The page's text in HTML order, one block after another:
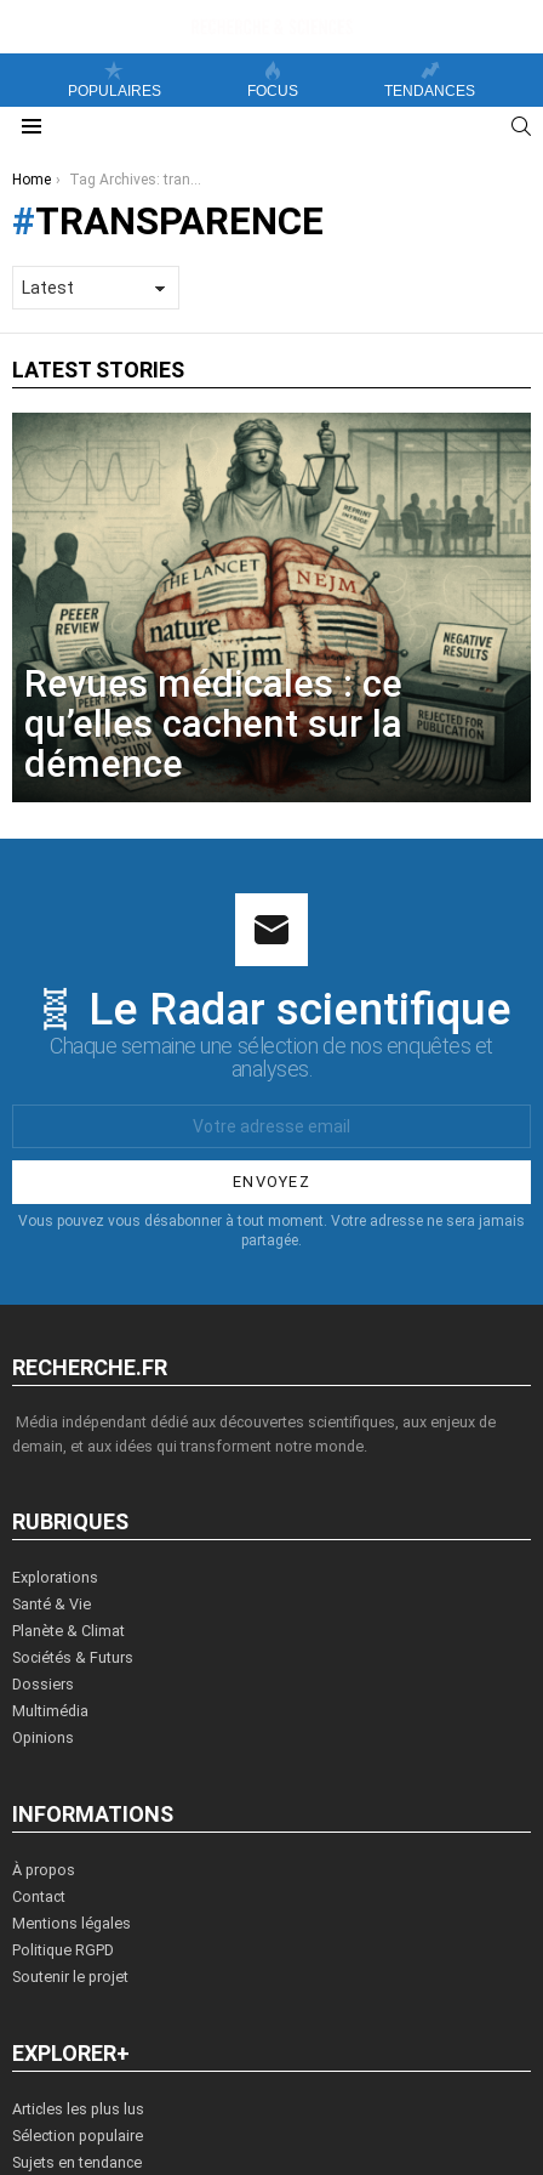
POPULAIRES FOCUS TENDANCES
You are here:
Home Tag Archives: transparence
TRANSPARENCE
LATEST STORIES
Revues médicales : ce
qu’elles cachent sur la
démence
🧬 Le Radar scientifique
Chaque semaine une sélection de nos enquêtes et
analyses.
:
Vous pouvez vous désabonner à tout moment. Votre adresse ne sera jamais
partagée.
RECHERCHE.FR
Média indépendant dédié aux découvertes scientifiques, aux enjeux de
demain, et aux idées qui transforment notre monde.
RUBRIQUES
Explorations
Santé & Vie
Planète & Climat
Sociétés & Futurs
Dossiers
Multimédia
Opinions
INFORMATIONS
À propos
Contact
Mentions légales
Politique RGPD
Soutenir le projet
EXPLORER+
Articles les plus lus
Sélection populaire
Sujets en tendance